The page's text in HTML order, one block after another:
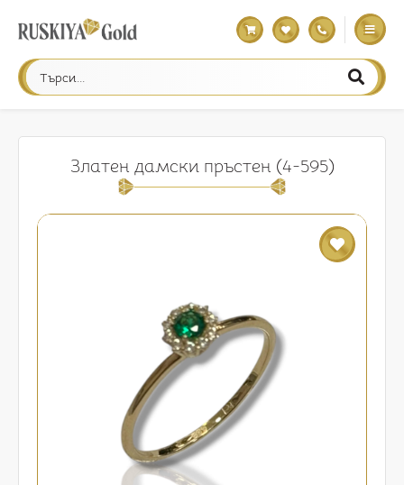
Златен дамски пръстен (4-595)